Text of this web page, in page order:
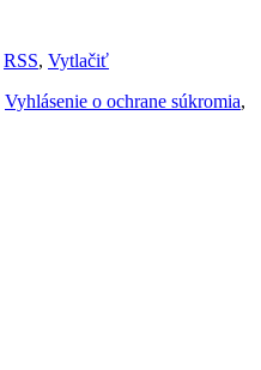
RSS, Vytlačiť
Vyhlásenie o ochrane súkromia,